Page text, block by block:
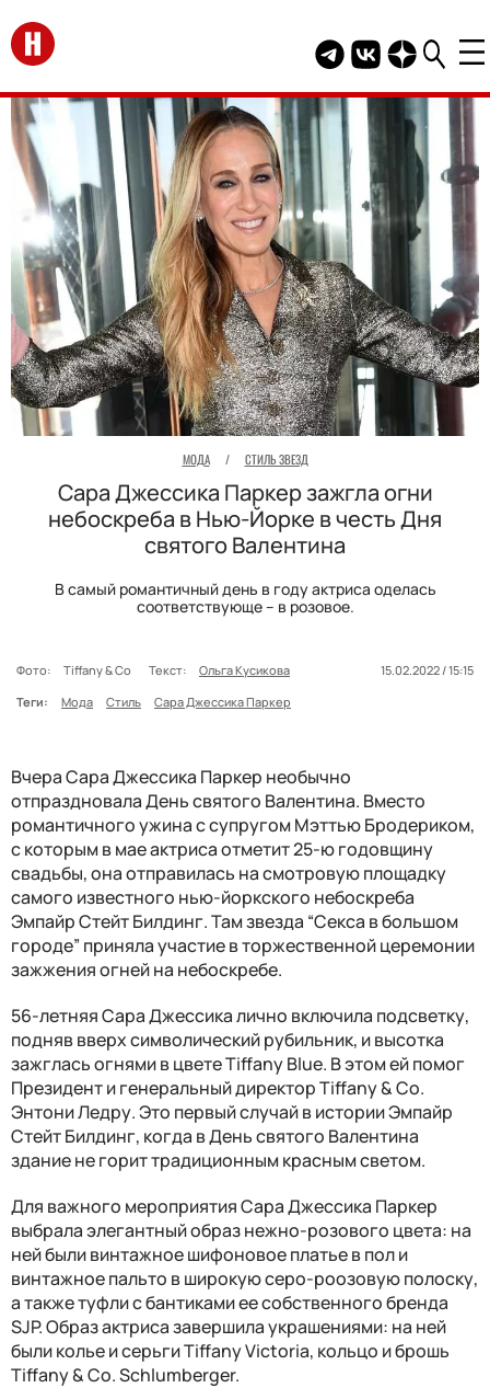
Перейти на главную
Telegram канал
Группа HELLO
Канал
МОДА / СТИЛЬ ЗВЕЗД
Сара Джессика Паркер зажгла огни
небоскреба в Нью-Йорке в честь Дня
святого Валентина
В самый романтичный день в году актриса оделась
соответствующе – в розовое.
Фото: Tiffany & Co Текст: Ольга Кусикова
15.02.2022 / 15:15
Теги:
Мода Стиль Сара Джессика Паркер
Вчера Сара Джессика Паркер необычно
отпраздновала День святого Валентина. Вместо
романтичного ужина с супругом Мэттью Бродериком,
с которым в мае актриса отметит 25-ю годовщину
свадьбы, она отправилась на смотровую площадку
самого известного нью-йоркского небоскреба
Эмпайр Стейт Билдинг. Там звезда “Секса в большом
городе” приняла участие в торжественной церемонии
зажжения огней на небоскребе.
56-летняя Сара Джессика лично включила подсветку,
подняв вверх символический рубильник, и высотка
зажглась огнями в цвете Tiffany Blue. В этом ей помог
Президент и генеральный директор Tiffany & Co.
Энтони Ледру. Это первый случай в истории Эмпайр
Стейт Билдинг, когда в День святого Валентина
здание не горит традиционным красным светом.
Для важного мероприятия Сара Джессика Паркер
выбрала элегантный образ нежно-розового цвета: на
ней были винтажное шифоновое платье в пол и
винтажное пальто в широкую серо-роозовую полоску,
а также туфли с бантиками ее собственного бренда
SJP. Образ актриса завершила украшениями: на ней
были колье и серьги Tiffany Victoria, кольцо и брошь
Tiffany & Co. Schlumberger.